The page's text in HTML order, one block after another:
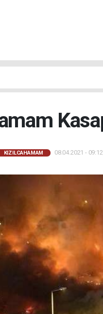
KIZILCAHAMAM 08.04.2021 -